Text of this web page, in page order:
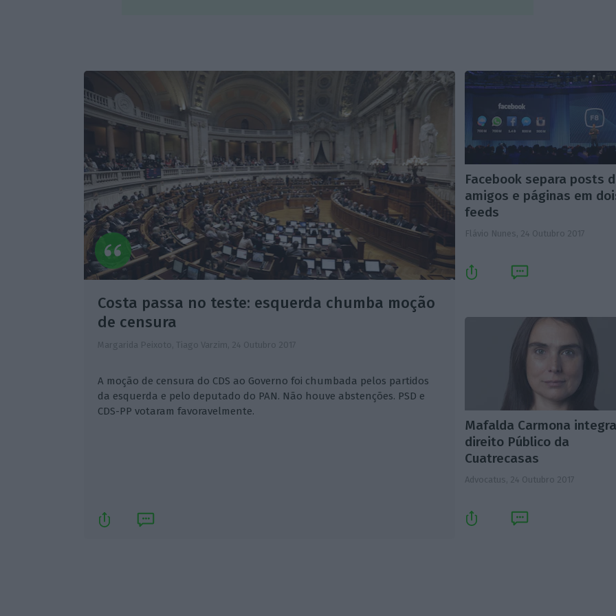
Costa passa no teste: esquerda chumba moção
de censura
Margarida Peixoto, Tiago Varzim, 24 Outubro 2017
A moção de censura do CDS ao Governo foi chumbada pelos partidos
da esquerda e pelo deputado do PAN. Não houve abstenções. PSD e
CDS-PP votaram favoravelmente.
Facebook separa posts
amigos e páginas em
feeds
Flávio Nunes, 24 Outubro 2017
Mafalda Carmona
direito Público da
Cuatrecasas
Advocatus, 24 Outubro 2017